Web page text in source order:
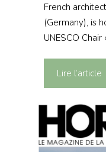
French
(Germany), is
UNESCO
Lire l’article